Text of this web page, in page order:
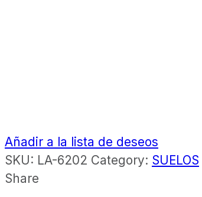
Añadir a la lista de deseos
SKU: LA-6202 Category: SUELOS
Share